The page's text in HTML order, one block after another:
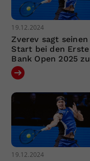
19.12.2024
Zverev sagt seinen
Start bei den Erste
Bank Open 2025 zu
19.12.2024